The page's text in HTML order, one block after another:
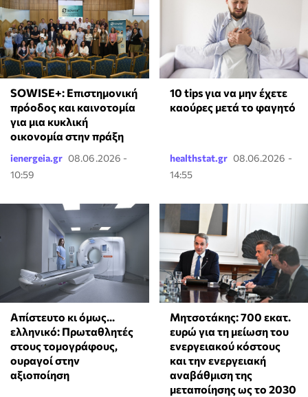
SOWISE+: Επιστημονική
πρόοδος και καινοτομία
για μια κυκλική
οικονομία στην πράξη
ienergeia.gr 08.06.2026 -
10:59
10 tips για να μην έχετε
καούρες μετά το φαγητό
healthstat.gr 08.06.2026 -
14:55
Απίστευτο κι όμως...
ελληνικό: Πρωταθλητές
στους τομογράφους,
ουραγοί στην
αξιοποίηση
Μητσοτάκης: 700 εκατ.
ευρώ για τη μείωση του
ενεργειακού κόστους
και την ενεργειακή
αναβάθμιση της
μεταποίησης ως το 2030